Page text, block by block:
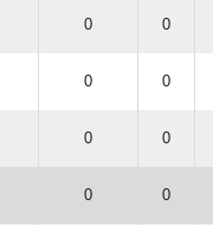
0 0
0 0
0 0
0 0